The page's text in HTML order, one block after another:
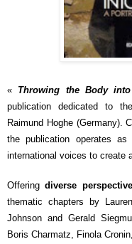
« Throwing the Body
publication dedicated to
Raimund Hoghe (Germany).
the publication operates
international voices to create
Offeringdiverse
thematic chapters by
Johnson and Gerald
Boris Charmatz, Finola